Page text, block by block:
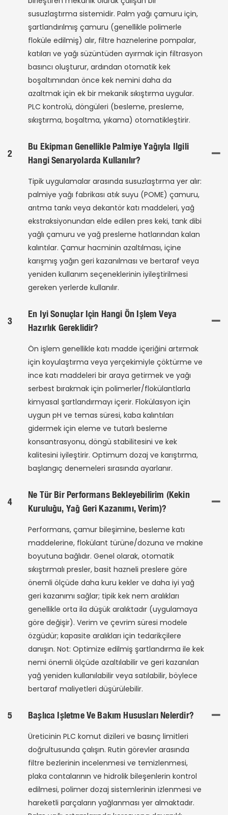
susuzlaştırma sistemidir. Palm yağı çamuru için,
şartlandırılmış çamuru (genellikle polimerle
floküle edilmiş) alır, filtre haznelerine pompalar,
katıları ve yağı süzüntüden ayırmak için filtrasyon
basıncı oluşturur, ardından otomatik kek
boşaltımından önce kek nemini daha da
azaltmak için ek bir mekanik sıkıştırma uygular.
PLC kontrolü, döngüleri (besleme, presleme,
sıkıştırma, boşaltma, yıkama) otomatikleştirir.
2
Bu Ekipman Genellikle Palmiye Yağıyla Ilgili
Hangi Senaryolarda Kullanılır?
Tipik uygulamalar arasında susuzlaştırma yer alır:
palmiye yağı fabrikası atık suyu (POME) çamuru,
arıtma tankı veya dekantör katı maddeleri, yağ
ekstraksiyonundan elde edilen pres keki, tank dibi
yağlı çamuru ve yağ presleme hatlarından kalan
kalıntılar. Çamur hacminin azaltılması, içine
karışmış yağın geri kazanılması ve bertaraf veya
yeniden kullanım seçeneklerinin iyileştirilmesi
gereken yerlerde kullanılır.
3
En Iyi Sonuçlar Için Hangi Ön Işlem Veya
Hazırlık Gereklidir?
Ön işlem genellikle katı madde içeriğini artırmak
için koyulaştırma veya yerçekimiyle çöktürme ve
ince katı maddeleri bir araya getirmek ve yağı
serbest bırakmak için polimerler/flokülantlarla
kimyasal şartlandırmayı içerir. Flokülasyon için
uygun pH ve temas süresi, kaba kalıntıları
gidermek için eleme ve tutarlı besleme
konsantrasyonu, döngü stabilitesini ve kek
kalitesini iyileştirir. Optimum dozaj ve karıştırma,
başlangıç ​​denemeleri sırasında ayarlanır.
4
Ne Tür Bir Performans Bekleyebilirim (kekin
Kuruluğu, Yağ Geri Kazanımı, Verim)?
Performans, çamur bileşimine, besleme katı
maddelerine, flokülant türüne/dozuna ve makine
boyutuna bağlıdır. Genel olarak, otomatik
sıkıştırmalı presler, basit hazneli preslere göre
önemli ölçüde daha kuru kekler ve daha iyi yağ
geri kazanımı sağlar; tipik kek nem aralıkları
genellikle orta ila düşük aralıktadır (uygulamaya
göre değişir). Verim ve çevrim süresi modele
özgüdür; kapasite aralıkları için tedarikçilere
danışın. Not: Optimize edilmiş şartlandırma ile kek
nemi önemli ölçüde azaltılabilir ve geri kazanılan
yağ yeniden kullanılabilir veya satılabilir, böylece
bertaraf maliyetleri düşürülebilir.
5 Başlıca Işletme Ve Bakım Hususları Nelerdir?
Üreticinin PLC komut dizileri ve basınç limitleri
doğrultusunda çalışın. Rutin görevler arasında
filtre bezlerinin incelenmesi ve temizlenmesi,
plaka contalarının ve hidrolik bileşenlerin kontrol
edilmesi, polimer dozaj sistemlerinin izlenmesi ve
hareketli parçaların yağlanması yer almaktadır.